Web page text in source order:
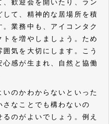
歓迎会を開いたり、ラン
て、精神的な居場所を積
業務中も、アイコンタク
トを増やしましょう。ため
気を大切にします。こう
感が生まれ、自然と協働
のかわからないといった
なことでも構わないの
のがよいでしょう。例え